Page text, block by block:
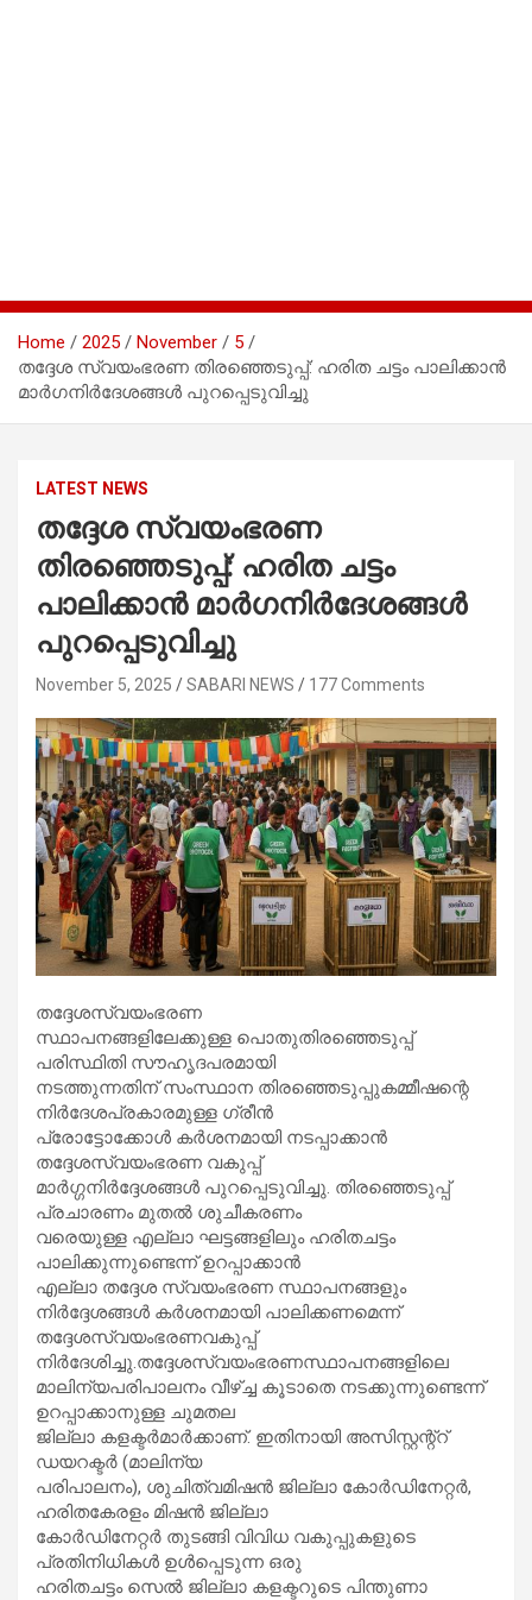
Home 2025 November
5
തദ്ദേശ സ്വയംഭരണ തിരഞ്ഞെടുപ്പ്: ഹരിത ചട്ടം പാലിക്കാൻ
മാർഗനിർദേശങ്ങൾ പുറപ്പെടുവിച്ചു
LATEST NEWS
തദ്ദേശ സ്വയംഭരണ
തിരഞ്ഞെടുപ്പ്: ഹരിത ചട്ടം
പാലിക്കാൻ മാർഗനിർദേശങ്ങൾ
പുറപ്പെടുവിച്ചു
November 5, 2025 SABARI NEWS 177 Comments
തദ്ദേശസ്വയംഭരണ
സ്ഥാപനങ്ങളിലേക്കുള്ള പൊതുതിരഞ്ഞെടുപ്പ്
പരിസ്ഥിതി സൗഹൃദപരമായി
നടത്തുന്നതിന് സംസ്ഥാന തിരഞ്ഞെടുപ്പുകമ്മീഷന്റെ
നിർദേശപ്രകാരമുള്ള ഗ്രീൻ
പ്രോട്ടോക്കോൾ കർശനമായി നടപ്പാക്കാൻ
തദ്ദേശസ്വയംഭരണ വകുപ്പ്
മാർഗ്ഗനിർദ്ദേശങ്ങൾ പുറപ്പെടുവിച്ചു. തിരഞ്ഞെടുപ്പ്
പ്രചാരണം മുതൽ ശുചീകരണം
വരെയുള്ള എല്ലാ ഘട്ടങ്ങളിലും ഹരിതചട്ടം
പാലിക്കുന്നുണ്ടെന്ന് ഉറപ്പാക്കാൻ
എല്ലാ തദ്ദേശ സ്വയംഭരണ സ്ഥാപനങ്ങളും
നിർദ്ദേശങ്ങൾ കർശനമായി പാലിക്കണമെന്ന്
തദ്ദേശസ്വയംഭരണവകുപ്പ്
നിർദേശിച്ചു.തദ്ദേശസ്വയംഭരണസ്ഥാപനങ്ങളിലെ
മാലിന്യപരിപാലനം വീഴ്ച്ച കൂടാതെ നടക്കുന്നുണ്ടെന്ന്
ഉറപ്പാക്കാനുള്ള ചുമതല
ജില്ലാ കളക്ടർമാർക്കാണ്. ഇതിനായി അസിസ്റ്റന്റ്‌റ്
ഡയറക്ടർ (മാലിന്യ
പരിപാലനം), ശുചിത്വമിഷൻ ജില്ലാ കോർഡിനേറ്റർ,
ഹരിതകേരളം മിഷൻ ജില്ലാ
കോർഡിനേറ്റർ തുടങ്ങി വിവിധ വകുപ്പുകളുടെ
പ്രതിനിധികൾ ഉൾപ്പെടുന്ന ഒരു
ഹരിതചട്ടം സെൽ ജില്ലാ കളക്ടറുടെ പിന്തുണാ